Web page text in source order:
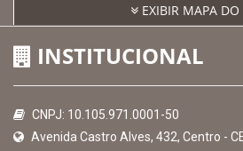
EXIBIR MAPA DO
INSTITUCIONAL
CNPJ: 10.105.971.0001-50
Avenida Castro Alves, 432, Centro -